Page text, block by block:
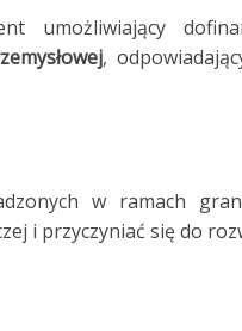
umożliwiający
,
w ramach
i przyczyniać się do